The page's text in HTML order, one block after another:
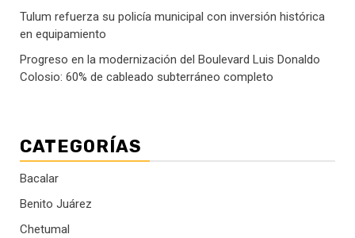
Tulum refuerza su policía municipal con inversión histórica
en equipamiento
Progreso en la modernización del Boulevard Luis Donaldo
Colosio: 60% de cableado subterráneo completo
CATEGORÍAS
Bacalar
Benito Juárez
Chetumal